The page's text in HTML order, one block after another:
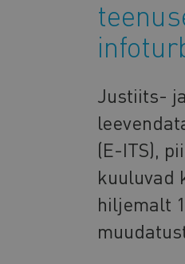
Justiits-
(E-ITS),
kuuluvad
hiljemalt